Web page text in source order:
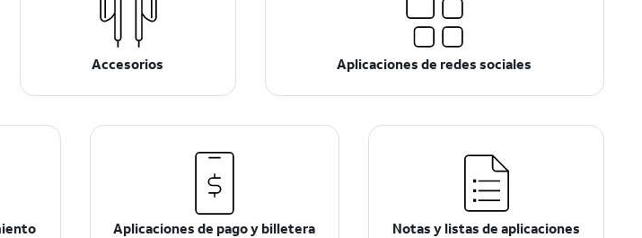
Accesorios Aplicaciones de redes sociales
Aplicaciones de pago y billetera Notas y listas de aplicaciones